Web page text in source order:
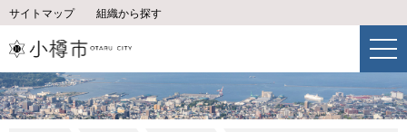
サイトマップ 組織から探す